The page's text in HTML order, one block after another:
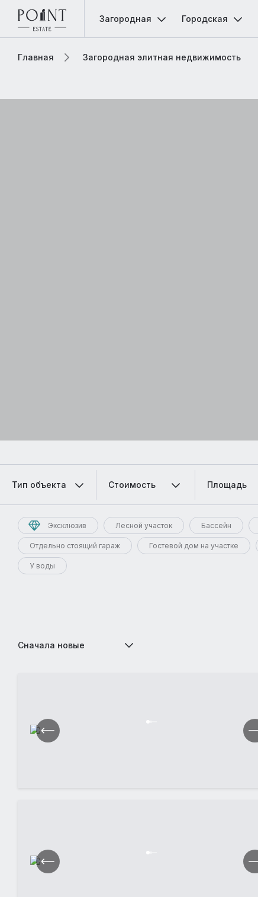
Загородная Городская
Главная Загородная элитная недвижимость
Тип объекта Стоимость Площадь
Эксклюзив Лесной участок Бассейн
Отдельно стоящий гараж Гостевой дом на участке
У воды
Сначала новые